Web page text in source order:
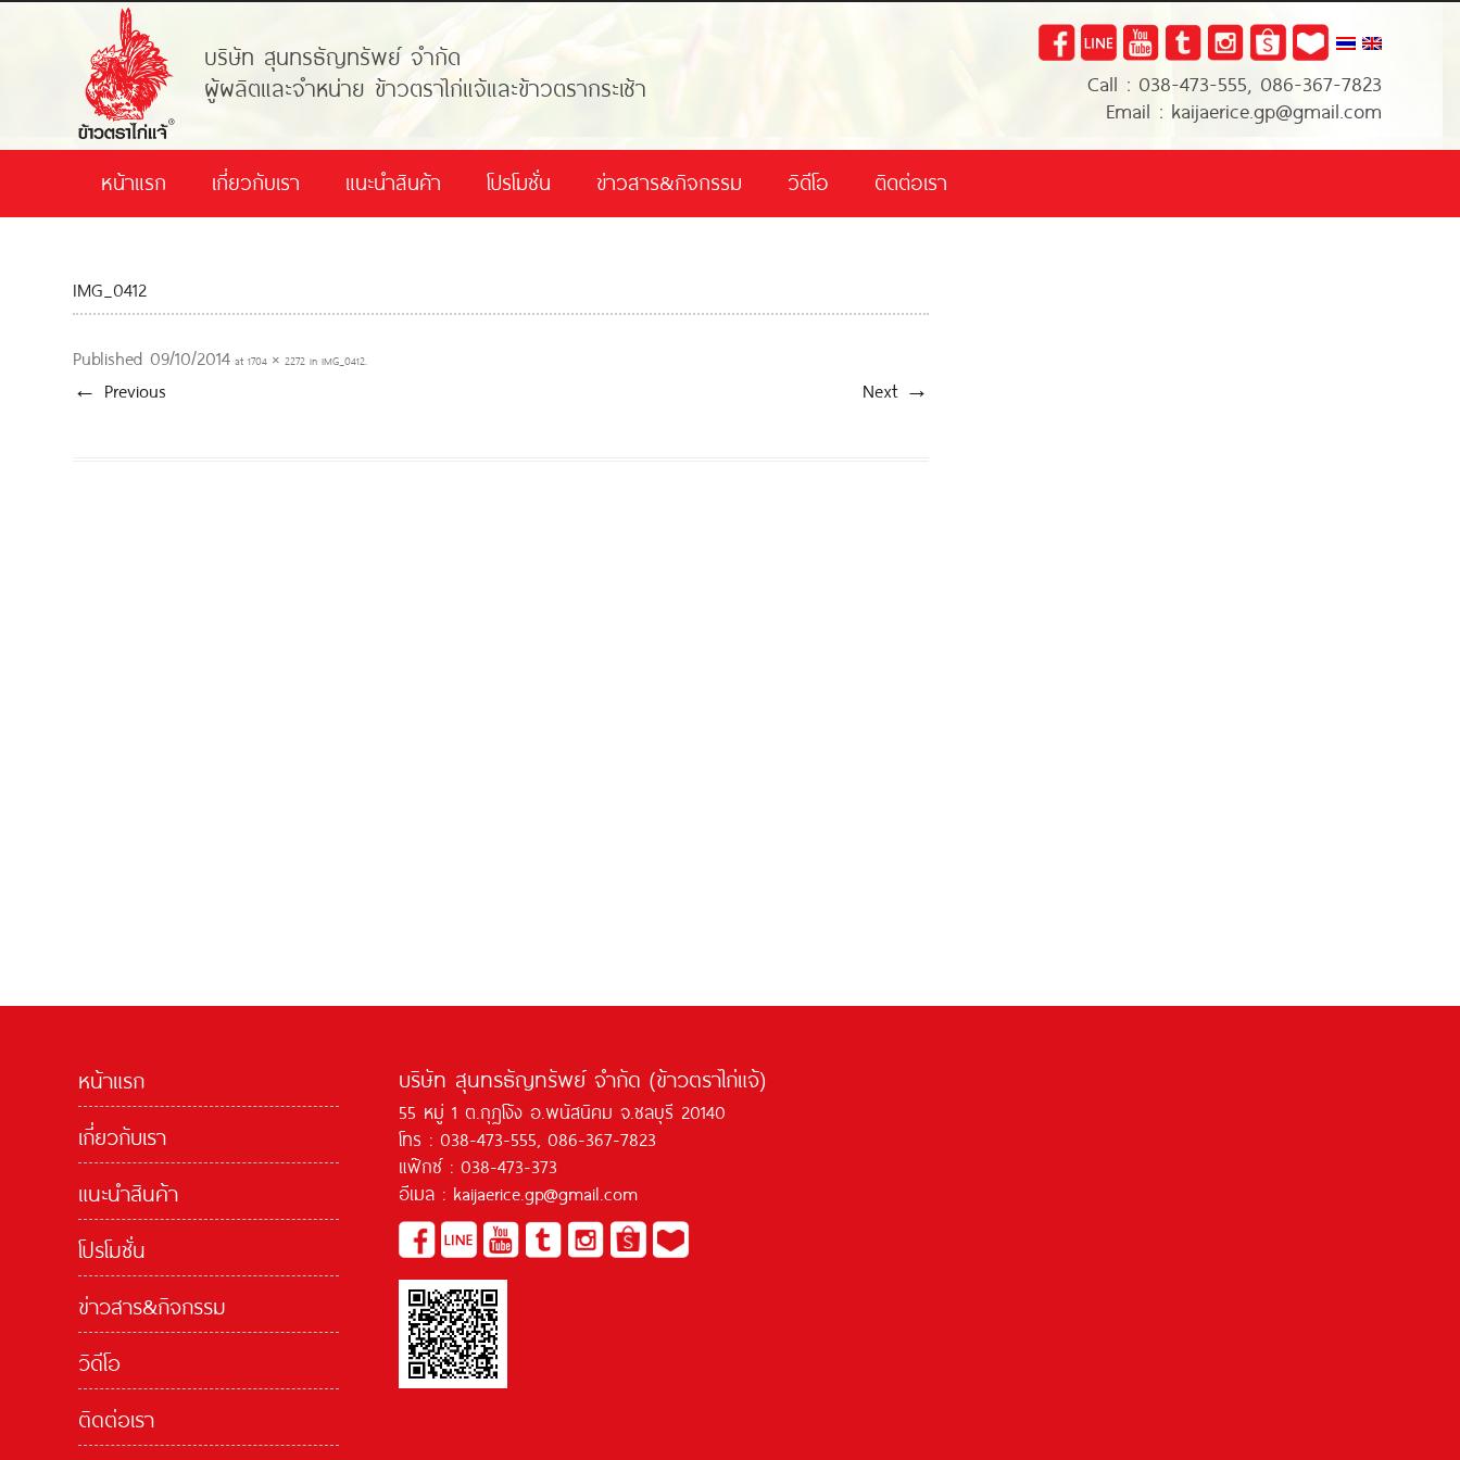
บริษัท สุนทรธัญทรัพย์ จำกัด
ผู้ผลิตและจำหน่าย ข้าวตราไก่แจ้และข้าวตรากระเช้า
Call : 038-473-555, 086-367-7823
Email : kaijaerice.gp@gmail.com
หน้าแรก เกี่ยวกับเรา แนะนำสินค้า โปรโมชั่น ข่าวสาร&กิจกรรม วิดีโอ ติดต่อเรา
IMG_0412
Published 09/10/2014 at1704 × 2272 inIMG_0412.
← Previous Next →
หน้าแรก
เกี่ยวกับเรา
แนะนำสินค้า
โปรโมชั่น
ข่าวสาร&กิจกรรม
วิดีโอ
ติดต่อเรา
บริษัท สุนทรธัญทรัพย์ จำกัด (ข้าวตราไก่แจ้)
55 หมู่ 1 ต.กุฏโง้ง อ.พนัสนิคม จ.ชลบุรี 20140
โทร : 038-473-555, 086-367-7823
แฟ๊กซ์ : 038-473-373
อีเมล : kaijaerice.gp@gmail.com